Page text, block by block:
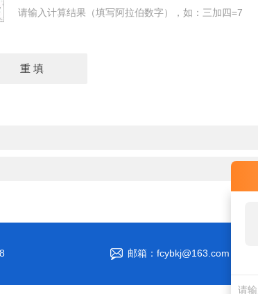
请输入计算结果（填写阿拉伯数字），如：三加四=7
邮箱：fcybkj@163.com